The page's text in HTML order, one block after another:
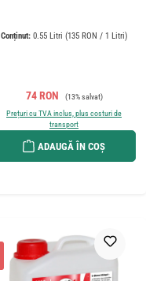
Conținut: 0.55 Litri (135 RON / 1 Litri)
Preț de vânzare:
74 RON Preț obișnuit:
(13% salvat)
Prețuri cu TVA inclus, plus costuri de
transport
ADAUGĂ ÎN COȘ